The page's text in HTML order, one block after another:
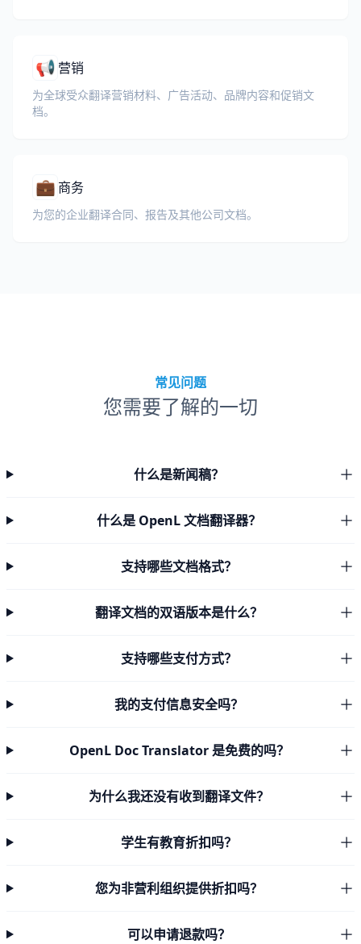
📢 营销
为全球受众翻译营销材料、广告活动、品牌内容和促销文
档。
💼 商务
为您的企业翻译合同、报告及其他公司文档。
常见问题
您需要了解的一切
什么是新闻稿？
什么是 OpenL 文档翻译器？
支持哪些文档格式？
翻译文档的双语版本是什么？
支持哪些支付方式？
我的支付信息安全吗？
OpenL Doc Translator 是免费的吗？
为什么我还没有收到翻译文件？
学生有教育折扣吗？
您为非营利组织提供折扣吗？
可以申请退款吗？